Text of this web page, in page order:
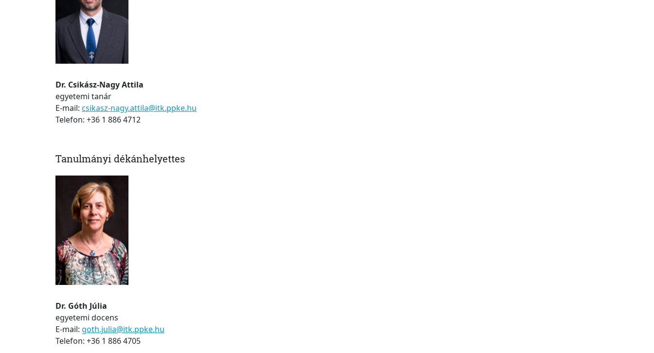
Dr. Csikász-Nagy Attila
egyetemi tanár
E-mail: csikasz-nagy.attila@itk.ppke.hu
Telefon: +36 1 886 4712
Tanulmányi dékánhelyettes
Dr. Góth Júlia
egyetemi docens
E-mail: goth.julia@itk.ppke.hu
Telefon: +36 1 886 4705